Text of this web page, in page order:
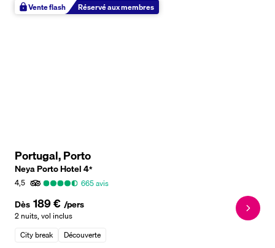
Vente flash Réservé aux membres
Portugal, Porto
Neya Porto Hotel4*
4,5
665avis
Dès 189 € /pers
2 nuits, vol inclus
City break
Découverte